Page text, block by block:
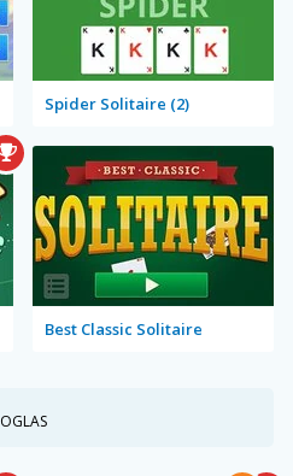
Spider Solitaire (2)
Best Classic Solitaire
OGLAS